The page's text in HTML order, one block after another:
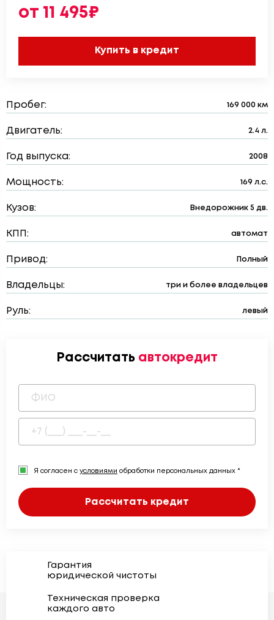
от 11 495₽
Купить в кредит
Пробег: 169 000 км
Двигатель: 2.4 л.
Год выпуска: 2008
Мощность: 169 л.с.
Кузов: Внедорожник 5 дв.
КПП: автомат
Привод: Полный
Владельцы: три и более владельцев
Руль: левый
Рассчитать автокредит
Я согласен с условиями обработки персональных данных *
Рассчитать кредит
Гарантия
юридической чистоты
Техническая проверка
каждого авто